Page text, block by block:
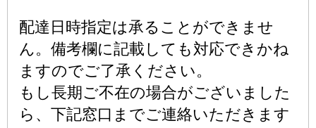
配達日時指定は承ることができませ
ん。備考欄に記載しても対応できかね
ますのでご了承ください。
もし長期ご不在の場合がございました
ら、下記窓口までご連絡いただきます